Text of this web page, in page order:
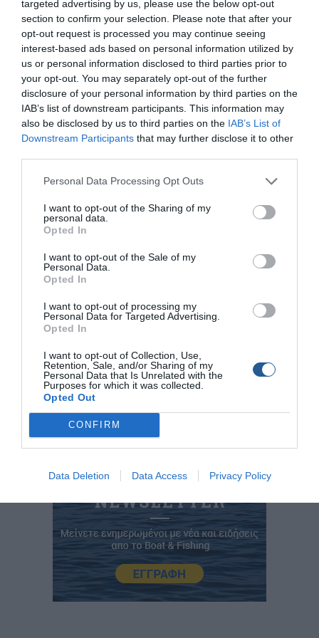
targeted advertising by us, please use the below opt-out
section to confirm your selection. Please note that after your
opt-out request is processed you may continue seeing
interest-based ads based on personal information utilized by
us or personal information disclosed to third parties prior to
your opt-out. You may separately opt-out of the further
disclosure of your personal information by third parties on the
IAB’s list of downstream participants. This information may
also be disclosed by us to third parties on the IAB’s List of
Downstream Participants that may further disclose it to other
Personal Data Processing Opt Outs
I want to opt-out of the Sharing of my
personal data.
Opted In
I want to opt-out of the Sale of my
Personal Data.
Opted In
I want to opt-out of processing my
Personal Data for Targeted Advertising.
Opted In
I want to opt-out of Collection, Use,
Retention, Sale, and/or Sharing of my
Personal Data that Is Unrelated with the
Purposes for which it was collected.
Opted Out
CONFIRM
Data Deletion Data Access Privacy Policy
inverters καθαρού ηµιτόνου, inverter/φορτιστές, αυτόµατοι
φορτιστές µπαταριών πολλαπλών σταδίων,
µετασχηµατιστές DC/DC, διακόπτες, συστήµατα
παρακολούθησης µπαταριών, µπαταρίες βαθιάς
εκφόρτισης GEL AGM και Li-ion, κατανεµητές πολλαπλών
εξόδων, φωτοβολταϊκά πάνελ και ρυθµιστές MPPT, και
πολλά ακόµη προϊόντα που εξασφαλίζουν την τέλεια
διαχείριση όλων των µορφών ενέργειας στο σκάφος,
ηλεκτρικής, ηλιακής ή και αιολικής. Ενδεικτικά, η γκάµα
των Inverter υποστηρίζει καταναλώσεις από 150W έως
και 25KW, η σειρά των αυτόµατων φορτιστών
και περισσότερα από 300Α και µε δυνατότητα επιλογής
πολλών εξόδων, η σειρά MULTIPLUS συνδυάζει inverter
POWER ASSIST, και οι κατανεµητές είναι τεχνολογίας
FET, χωρίς πτώση τάσης και ικανοί να διαχειρίζονται
αντιπροσωπεύεται από την ΖΩΗΣ ΕΥΣΤΑΘΙΟΥ, µε
εξειδικευµένο προσωπικό που εξυπηρετεί και δίνει
Ζώης Ευσταθίου, τηλ.: 210 9409 828.